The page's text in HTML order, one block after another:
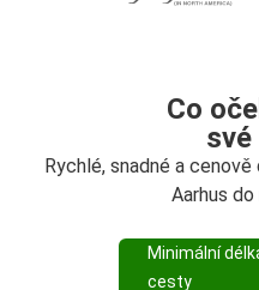
Co
Rychlé, snadné a
Aarhus
Minimální
cesty